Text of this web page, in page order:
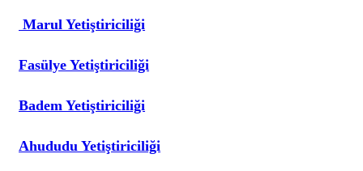
Marul Yetiştiriciliği
Fasülye Yetiştiriciliği
Badem Yetiştiriciliği
Ahududu Yetiştiriciliği